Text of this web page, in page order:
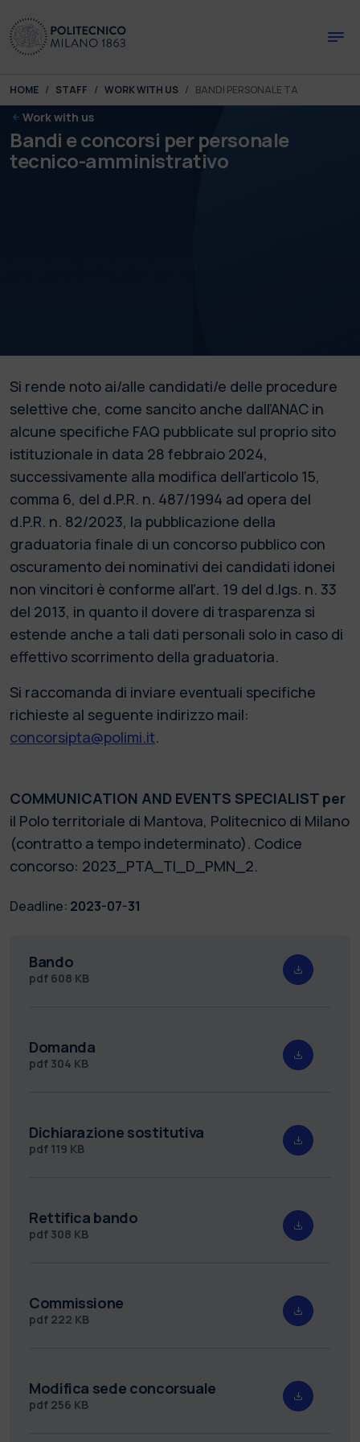
You are here:
HOME STAFF WORK WITH US BANDI PERSONALE TA
Work with us
Bandi e concorsi per personale
tecnico-amministrativo
Si rende noto ai/alle candidati/e delle procedure
selettive che, come sancito anche dall’ANAC in
alcune specifiche FAQ pubblicate sul proprio sito
istituzionale in data 28 febbraio 2024,
successivamente alla modifica dell’articolo 15,
comma 6, del d.P.R. n. 487/1994 ad opera del
d.P.R. n. 82/2023, la pubblicazione della
graduatoria finale di un concorso pubblico con
oscuramento dei nominativi dei candidati idonei
non vincitori è conforme all’art. 19 del d.lgs. n. 33
del 2013, in quanto il dovere di trasparenza si
estende anche a tali dati personali solo in caso di
effettivo scorrimento della graduatoria.
Si raccomanda di inviare eventuali specifiche
richieste al seguente indirizzo mail:
concorsipta@polimi.it.
COMMUNICATION AND EVENTS SPECIALIST per
il Polo territoriale di Mantova, Politecnico di Milano
(contratto a tempo indeterminato). Codice
concorso: 2023_PTA_TI_D_PMN_2.
Deadline: 2023-07-31
Bando
pdf 608 KB
Domanda
pdf 304 KB
Dichiarazione sostitutiva
pdf 119 KB
Rettifica bando
pdf 308 KB
Commissione
pdf 222 KB
Modifica sede concorsuale
pdf 256 KB